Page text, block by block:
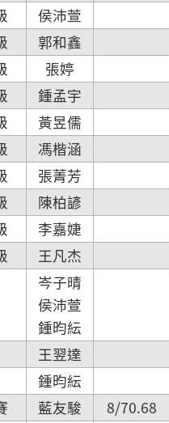
侯沛萱
郭和鑫
張婷
鍾孟宇
黃昱儒
馮楷涵
張菁芳
陳柏諺
李嘉婕
王凡杰
岑子晴
侯沛萱
鍾昀紜
王翌達
鍾昀紜
藍友駿 8/70.68